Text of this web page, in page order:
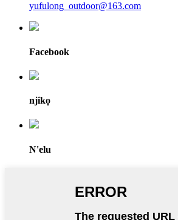
yufulong_outdoor@163.com
Facebook
njikọ
N'elu